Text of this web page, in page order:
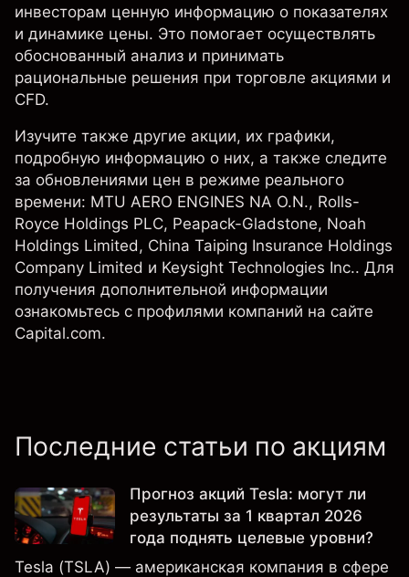
инвесторам ценную информацию о показателях
и динамике цены. Это помогает осуществлять
обоснованный анализ и принимать
рациональные решения при торговле акциями и
CFD.
Изучите также другие акции, их графики,
подробную информацию о них, а также следите
за обновлениями цен в режиме реального
времени: MTU AERO ENGINES NA O.N., Rolls-
Royce Holdings PLC, Peapack-Gladstone, Noah
Holdings Limited, China Taiping Insurance Holdings
Company Limited и Keysight Technologies Inc.. Для
получения дополнительной информации
ознакомьтесь с профилями компаний на сайте
Capital.com.
Последние статьи по акциям
Прогноз акций Tesla: могут ли
результаты за 1 квартал 2026
года поднять целевые уровни?
Tesla (TSLA) — американская компания в сфере